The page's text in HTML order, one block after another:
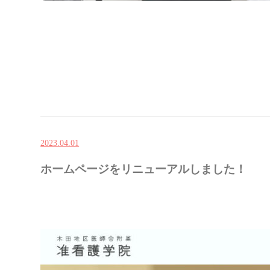
2023.04.01
ホームページをリニューアルしました！